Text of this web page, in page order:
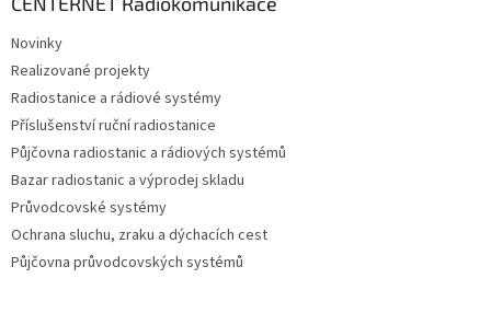
Novinky
Realizované projekty
Radiostanice a rádiové systémy
Příslušenství ruční radiostanice
Půjčovna radiostanic a rádiových systémů
Bazar radiostanic a výprodej skladu
Průvodcovské systémy
Ochrana sluchu, zraku a dýchacích cest
Půjčovna průvodcovských systémů